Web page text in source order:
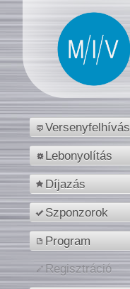
Versenyfelhívás
Lebonyolítás
Díjazás
Szponzorok
Program
Regisztráció